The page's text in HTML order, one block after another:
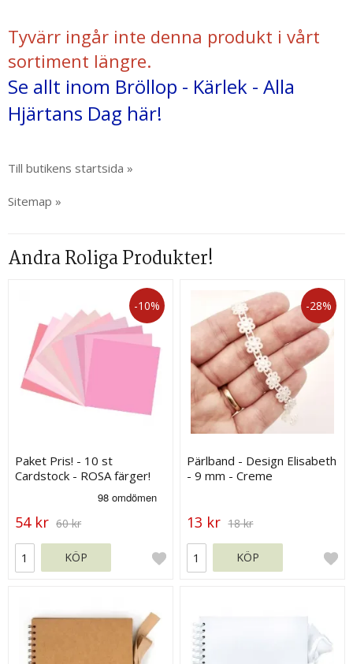
Tyvärr ingår inte denna produkt i vårt
sortiment längre.
Se allt inom Bröllop - Kärlek - Alla
Hjärtans Dag här!
Till butikens startsida »
Sitemap »
Andra Roliga Produkter!
-10%
Paket Pris! - 10 st
Cardstock - ROSA färger!
54 kr 60 kr
KÖP
-28%
Pärlband - Design Elisabeth
- 9 mm - Creme
13 kr 18 kr
KÖP